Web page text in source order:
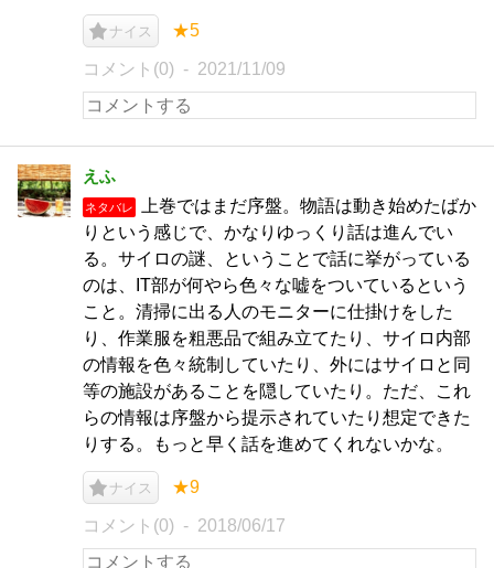
ナイス ★5
コメント(0) 2021/11/09
えふ
ネタバレ
上巻ではまだ序盤。物語は動き始めたばか
りという感じで、かなりゆっくり話は進んでい
る。サイロの謎、ということで話に挙がっている
のは、IT部が何やら色々な嘘をついているという
こと。清掃に出る人のモニターに仕掛けをした
り、作業服を粗悪品で組み立てたり、サイロ内部
の情報を色々統制していたり、外にはサイロと同
等の施設があることを隠していたり。ただ、これ
らの情報は序盤から提示されていたり想定できた
りする。もっと早く話を進めてくれないかな。
ナイス ★9
コメント(0) 2018/06/17